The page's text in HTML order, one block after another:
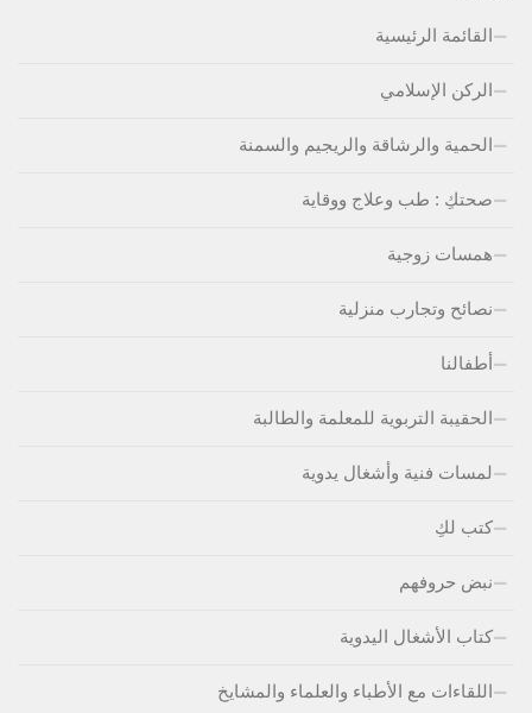
القائمة الرئيسية
الركن الإسلامي
الحمية والرشاقة والريجيم والسمنة
صحتكِ : طب وعلاج ووقاية
همسات زوجية
نصائح وتجارب منزلية
أطفالنا
الحقيبة التربوية للمعلمة والطالبة
لمسات فنية وأشغال يدوية
كتب لكِ
نبض حروفهم
كتاب الأشغال اليدوية
اللقاءات مع الأطباء والعلماء والمشايخ